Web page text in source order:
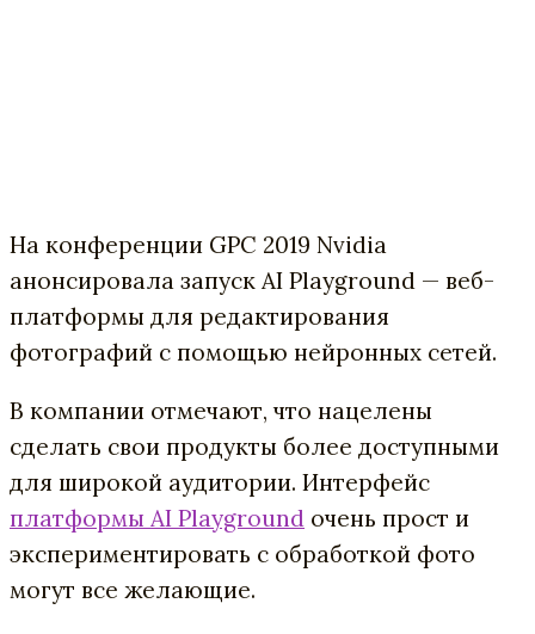
На конференции GPC 2019 Nvidia
анонсировала запуск AI Playground — веб-
платформы для редактирования
фотографий с помощью нейронных сетей.
В компании отмечают, что нацелены
сделать свои продукты более доступными
для широкой аудитории. Интерфейс
платформы AI Playground очень прост и
экспериментировать с обработкой фото
могут все желающие.